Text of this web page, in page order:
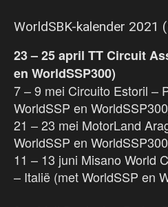
WorldSBK-kalender 2021 (
23 – 25 april TT Circuit
en WorldSSP300)
7 – 9 mei Circuito Estoril –
WorldSSP en
21 – 23 mei MotorLand
WorldSSP en
11 – 13 juni Misano World
– Italië (met WorldSSP en